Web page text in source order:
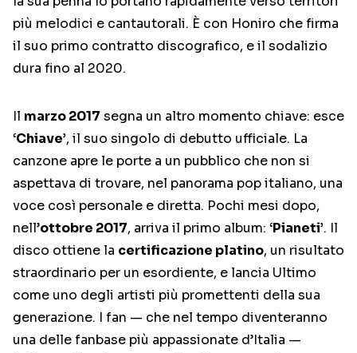
più melodici e cantautorali. È con Honiro che firma
il suo primo contratto discografico, e il sodalizio
dura fino al 2020.
Il marzo 2017 segna un altro momento chiave: esce
‘Chiave’, il suo singolo di debutto ufficiale. La
canzone apre le porte a un pubblico che non si
aspettava di trovare, nel panorama pop italiano, una
voce così personale e diretta. Pochi mesi dopo,
nell’ottobre 2017, arriva il primo album: ‘Pianeti’. Il
disco ottiene la certificazione platino, un risultato
straordinario per un esordiente, e lancia Ultimo
come uno degli artisti più promettenti della sua
generazione. I fan — che nel tempo diventeranno
una delle fanbase più appassionate d’Italia —